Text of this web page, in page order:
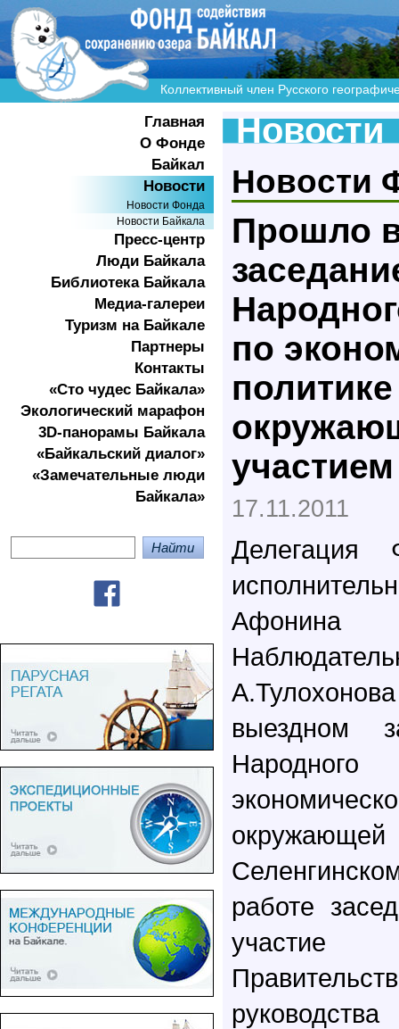
Коллективный член Русского
Главная
О Фонде
Байкал
Новости
Новости Фонда
Новости Байкала
Пресс-центр
Люди Байкала
Библиотека Байкала
Медиа-галереи
Туризм на Байкале
Партнеры
Контакты
«Сто чудес Байкала»
Экологичеcкий марафон
3D-панорамы Байкала
«Байкальский диалог»
«Замечательные люди
Байкала»
Новости
Новости
Прошло
по
17.11.2011
выездном
работе
участие